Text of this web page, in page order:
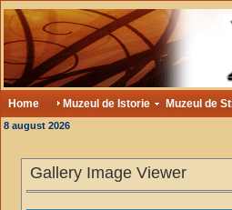
Home Muzeul de Istorie Muzeul de
8 august 2026
Gallery Image Viewer